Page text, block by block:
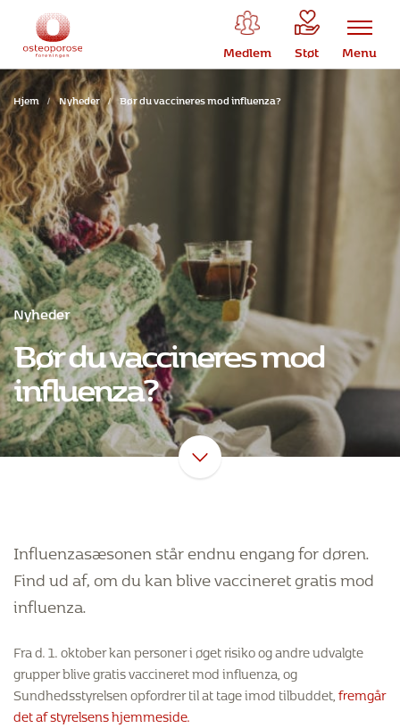
Medlem Støt Menu
Hjem / Nyheder / Bør du vaccineres mod influenza?
Nyheder
Bør du vaccineres mod
influenza?
Influenzasæsonen står endnu engang for døren.
Find ud af, om du kan blive vaccineret gratis mod
influenza.
Fra d. 1. oktober kan personer i øget risiko og andre udvalgte
grupper blive gratis vaccineret mod influenza, og
Sundhedsstyrelsen opfordrer til at tage imod tilbuddet, fremgår
det af styrelsens hjemmeside.